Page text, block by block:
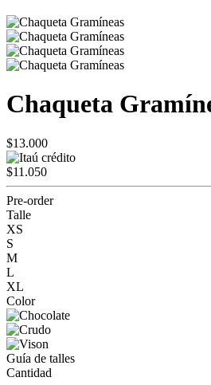
Chaqueta
$13.000
$11.050
Pre-order
Talle
XS
S
M
L
XL
Color
Guía de talles
Cantidad